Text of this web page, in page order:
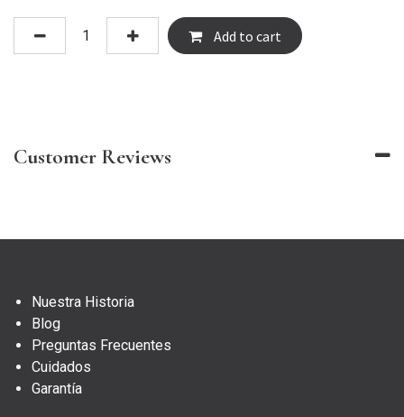
Add to cart
Customer Reviews
Nuestra Historia
Blog
Preguntas Frecuentes
Cuidados
Garantía